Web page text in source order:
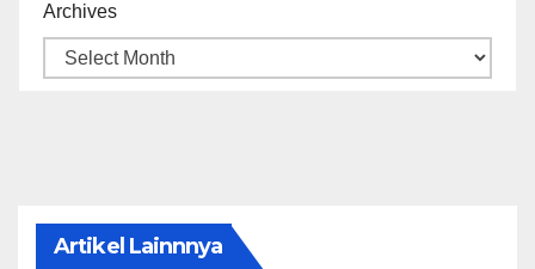
Archives
Artikel Lainnnya